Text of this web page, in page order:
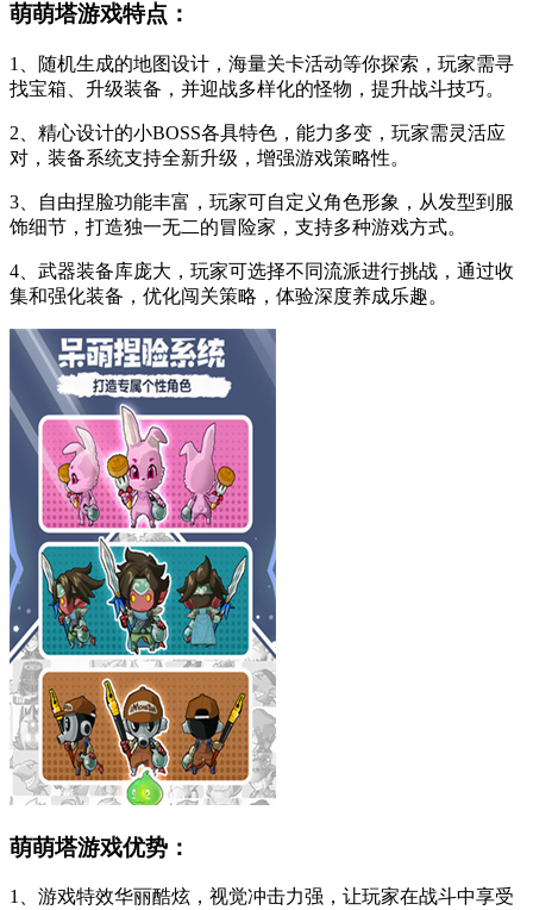
萌萌塔游戏特点：
1、随机生成的地图设计，海量关卡活动等你探索，玩家需寻
找宝箱、升级装备，并迎战多样化的怪物，提升战斗技巧。
2、精心设计的小BOSS各具特色，能力多变，玩家需灵活应
对，装备系统支持全新升级，增强游戏策略性。
3、自由捏脸功能丰富，玩家可自定义角色形象，从发型到服
饰细节，打造独一无二的冒险家，支持多种游戏方式。
4、武器装备库庞大，玩家可选择不同流派进行挑战，通过收
集和强化装备，优化闯关策略，体验深度养成乐趣。
萌萌塔游戏优势：
1、游戏特效华丽酷炫，视觉冲击力强，让玩家在战斗中享受